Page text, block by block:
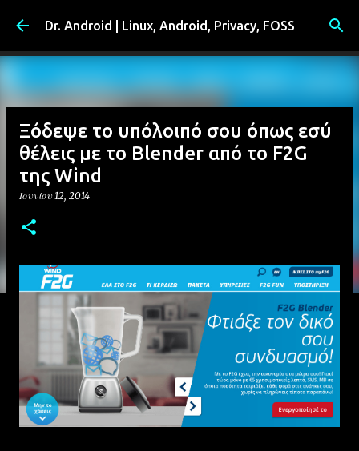
Μετάβαση στο κύριο περιεχόμενο
Dr. Android | Linux, Android, Privacy, FOSS
Ξόδεψε το υπόλοιπό σου όπως εσύ
θέλεις με το Blender από το F2G
της Wind
Ιουνίου 12, 2014